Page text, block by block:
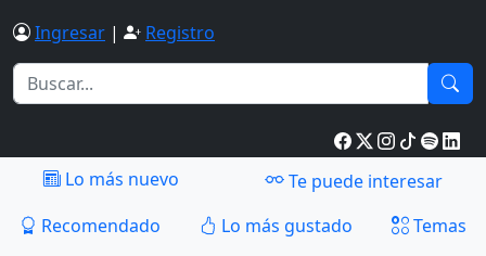
Ingresar | Registro
Lo más nuevo
Te puede interesar
Recomendado
Lo más gustado
Temas